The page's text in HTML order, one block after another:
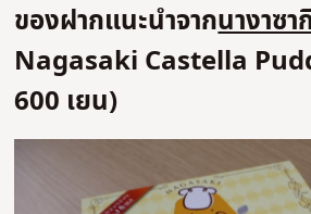
ของฝากแนะนำจากนางาซา
Nagasaki Castella
600 เยน)